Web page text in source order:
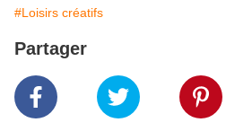
#Loisirs créatifs
Partager